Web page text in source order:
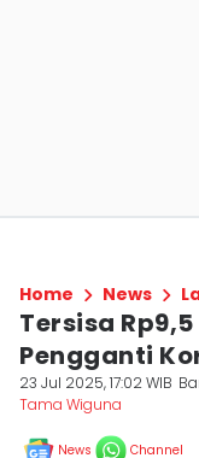
Home News
Tersisa
Pengganti
23 Jul 2025, 17:02 WIB
Tama Wiguna
News Channel